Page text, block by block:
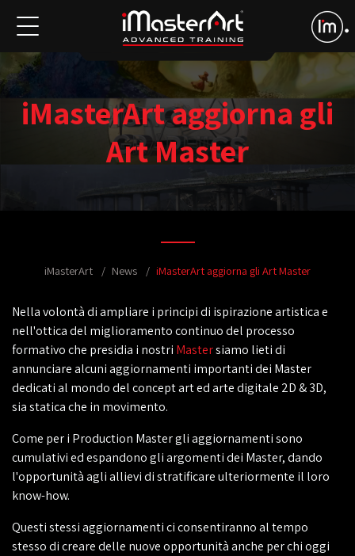
iMasterArt aggiorna gli
Art Master
iMasterArt News iMasterArt aggiorna gli Art Master
Nella volontà di ampliare i principi di ispirazione artistica e
nell'ottica del miglioramento continuo del processo
formativo che presidia i nostri Mastersiamo lieti di
annunciare alcuni aggiornamenti importanti dei Master
dedicati al mondo del concept art ed arte digitale 2D & 3D,
sia statica che in movimento.
Come per i Production Master gli aggiornamenti sono
cumulativi ed espandono gli argomenti dei Master, dando
l'opportunità agli allievi di stratificare ulteriormente il loro
know-how.
Questi stessi aggiornamenti ci consentiranno al tempo
stesso di creare delle nuove opportunità anche per chi oggi